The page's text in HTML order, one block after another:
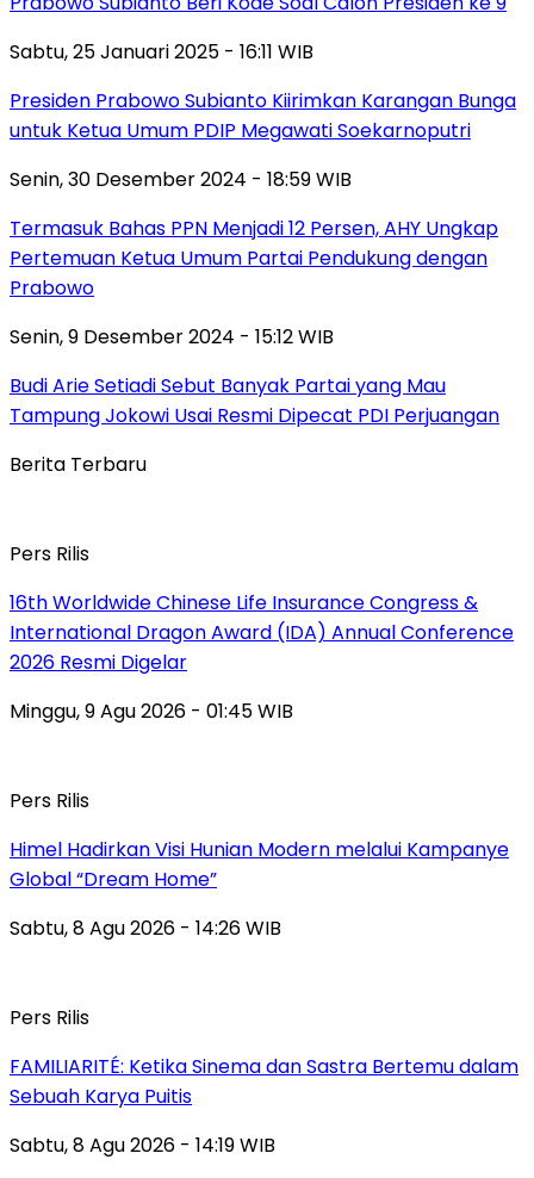
Sabtu, 25 Januari 2025 - 16:11 WIB
Presiden Prabowo Subianto Kiirimkan Karangan Bunga
untuk Ketua Umum PDIP Megawati Soekarnoputri
Senin, 30 Desember 2024 - 18:59 WIB
Termasuk Bahas PPN Menjadi 12 Persen, AHY Ungkap
Pertemuan Ketua Umum Partai Pendukung dengan
Prabowo
Senin, 9 Desember 2024 - 15:12 WIB
Budi Arie Setiadi Sebut Banyak Partai yang Mau
Tampung Jokowi Usai Resmi Dipecat PDI Perjuangan
Berita Terbaru
Pers Rilis
16th Worldwide Chinese Life Insurance Congress &
International Dragon Award (IDA) Annual Conference
2026 Resmi Digelar
Minggu, 9 Agu 2026 - 01:45 WIB
Pers Rilis
Himel Hadirkan Visi Hunian Modern melalui Kampanye
Global “Dream Home”
Sabtu, 8 Agu 2026 - 14:26 WIB
Pers Rilis
FAMILIARITÉ: Ketika Sinema dan Sastra Bertemu dalam
Sebuah Karya Puitis
Sabtu, 8 Agu 2026 - 14:19 WIB